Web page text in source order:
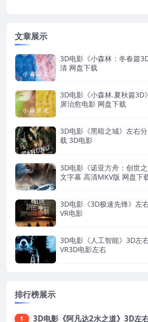
文章展示
3D电影《小森林：冬春篇
清 网盘下载
3D电影《小森林.夏秋篇3D
屏治愈电影 网盘下载
3D电影《黑暗之城》左右
载 3D电影
3D电影《诺亚方舟：创世
文字幕 高清MKV版 网盘下
3D电影《3D极速先锋》左
VR电影
3D电影《人工智能》3D左
VR3D电影左右
排行榜展示
1